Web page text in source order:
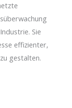
Sie
effizienter,
gestalten.